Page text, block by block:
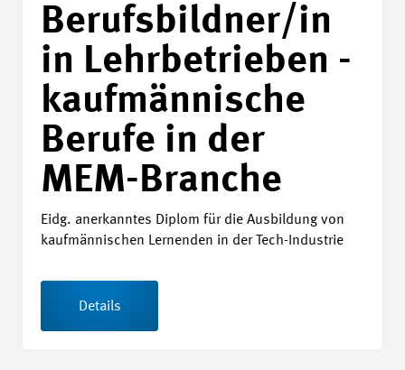
Berufsbildner/in
in Lehrbetrieben -
kaufmännische
Berufe in der
MEM-Branche
Eidg. anerkanntes Diplom für die Ausbildung von
kaufmännischen Lernenden in der Tech-Industrie
Details